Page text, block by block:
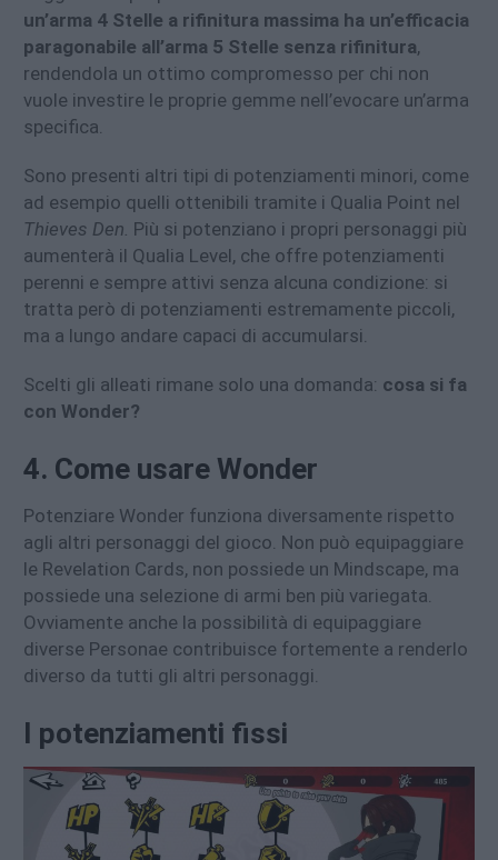
un’arma 4 Stelle a rifinitura massima ha un’efficacia
paragonabile all’arma 5 Stelle senza rifinitura,
rendendola un ottimo compromesso per chi non
vuole investire le proprie gemme nell’evocare un’arma
specifica.
Sono presenti altri tipi di potenziamenti minori, come
ad esempio quelli ottenibili tramite i Qualia Point nel
Thieves Den. Più si potenziano i propri personaggi più
aumenterà il Qualia Level, che offre potenziamenti
perenni e sempre attivi senza alcuna condizione: si
tratta però di potenziamenti estremamente piccoli,
ma a lungo andare capaci di accumularsi.
Scelti gli alleati rimane solo una domanda: cosa si fa
con Wonder?
4. Come usare Wonder
Potenziare Wonder funziona diversamente rispetto
agli altri personaggi del gioco. Non può equipaggiare
le Revelation Cards, non possiede un Mindscape, ma
possiede una selezione di armi ben più variegata.
Ovviamente anche la possibilità di equipaggiare
diverse Personae contribuisce fortemente a renderlo
diverso da tutti gli altri personaggi.
I potenziamenti fissi